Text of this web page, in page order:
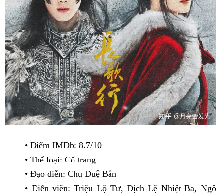
• Điểm IMDb: 8.7/10
• Thể loại: Cổ trang
• Đạo diễn: Chu Duệ Bân
• Diễn viên: Triệu Lộ Tư, Địch Lệ Nhiệt Ba, Ngô